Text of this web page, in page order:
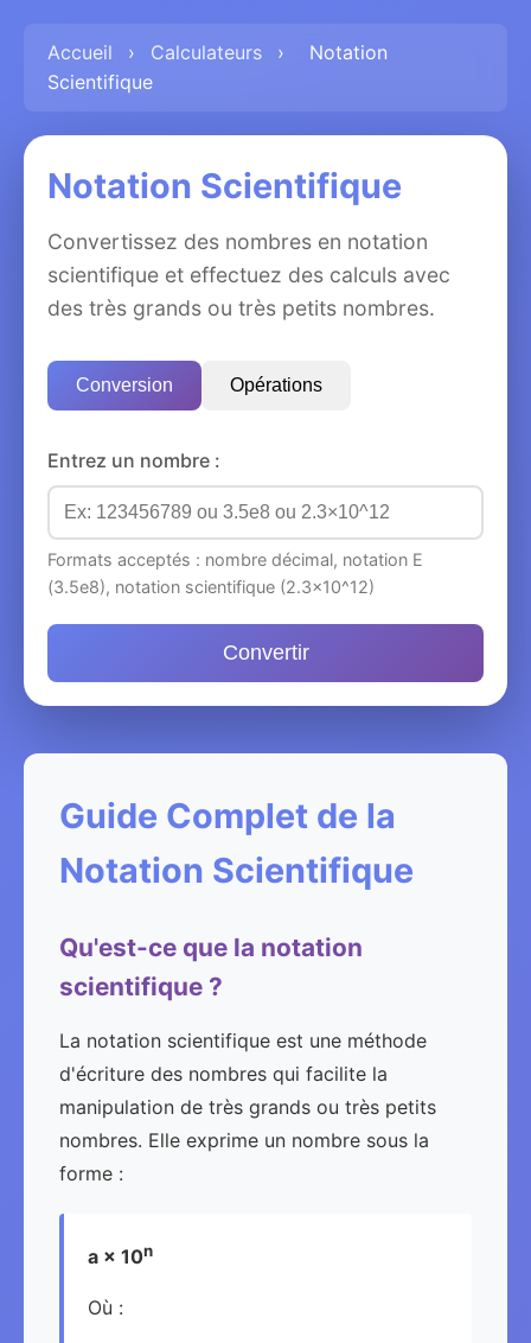
Accueil › Calculateurs ›
Notation
Scientifique
Notation Scientifique
Convertissez des nombres en notation
scientifique et effectuez des calculs avec
des très grands ou très petits nombres.
Conversion Opérations
Entrez un nombre :
Formats acceptés : nombre décimal, notation E
(3.5e8), notation scientifique (2.3×10^12)
Convertir
Guide Complet de la
Notation Scientifique
Qu'est-ce que la notation
scientifique ?
La notation scientifique est une méthode
d'écriture des nombres qui facilite la
manipulation de très grands ou très petits
nombres. Elle exprime un nombre sous la
forme :
a × 10n
Où :